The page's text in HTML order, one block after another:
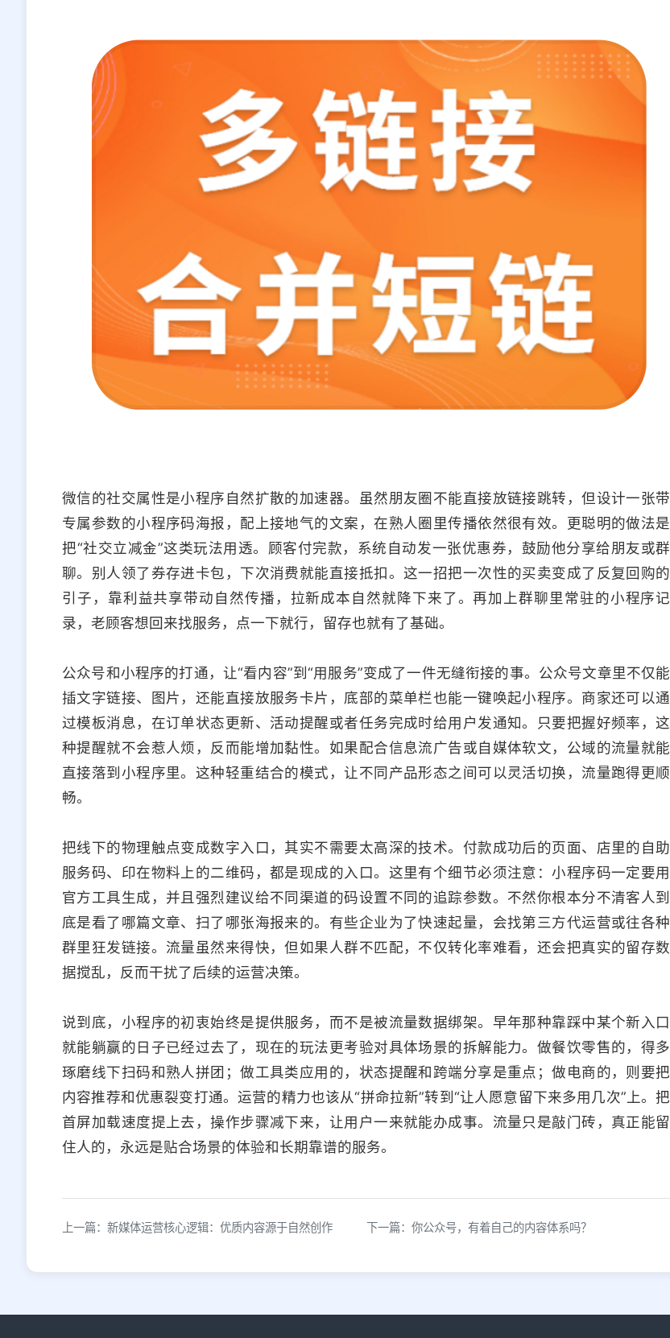
微信的社交属性是小程序自然扩散的加速器。虽然朋友圈不能直接放链接跳转，但设计一张带
专属参数的小程序码海报，配上接地气的文案，在熟人圈里传播依然很有效。更聪明的做法是
把“社交立减金”这类玩法用透。顾客付完款，系统自动发一张优惠券，鼓励他分享给朋友或群
聊。别人领了券存进卡包，下次消费就能直接抵扣。这一招把一次性的买卖变成了反复回购的
引子，靠利益共享带动自然传播，拉新成本自然就降下来了。再加上群聊里常驻的小程序记
录，老顾客想回来找服务，点一下就行，留存也就有了基础。
公众号和小程序的打通，让“看内容”到“用服务”变成了一件无缝衔接的事。公众号文章里不仅能
插文字链接、图片，还能直接放服务卡片，底部的菜单栏也能一键唤起小程序。商家还可以通
过模板消息，在订单状态更新、活动提醒或者任务完成时给用户发通知。只要把握好频率，这
种提醒就不会惹人烦，反而能增加黏性。如果配合信息流广告或自媒体软文，公域的流量就能
直接落到小程序里。这种轻重结合的模式，让不同产品形态之间可以灵活切换，流量跑得更顺
畅。
把线下的物理触点变成数字入口，其实不需要太高深的技术。付款成功后的页面、店里的自助
服务码、印在物料上的二维码，都是现成的入口。这里有个细节必须注意：小程序码一定要用
官方工具生成，并且强烈建议给不同渠道的码设置不同的追踪参数。不然你根本分不清客人到
底是看了哪篇文章、扫了哪张海报来的。有些企业为了快速起量，会找第三方代运营或往各种
群里狂发链接。流量虽然来得快，但如果人群不匹配，不仅转化率难看，还会把真实的留存数
据搅乱，反而干扰了后续的运营决策。
说到底，小程序的初衷始终是提供服务，而不是被流量数据绑架。早年那种靠踩中某个新入口
就能躺赢的日子已经过去了，现在的玩法更考验对具体场景的拆解能力。做餐饮零售的，得多
琢磨线下扫码和熟人拼团；做工具类应用的，状态提醒和跨端分享是重点；做电商的，则要把
内容推荐和优惠裂变打通。运营的精力也该从“拼命拉新”转到“让人愿意留下来多用几次”上。把
首屏加载速度提上去，操作步骤减下来，让用户一来就能办成事。流量只是敲门砖，真正能留
住人的，永远是贴合场景的体验和长期靠谱的服务。
上一篇：新媒体运营核心逻辑：优质内容源于自然创作 下一篇：你公众号，有着自己的内容体系吗？